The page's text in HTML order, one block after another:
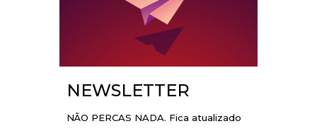
NEWSLETTER
NÃO PERCAS NADA. Fica atualizado